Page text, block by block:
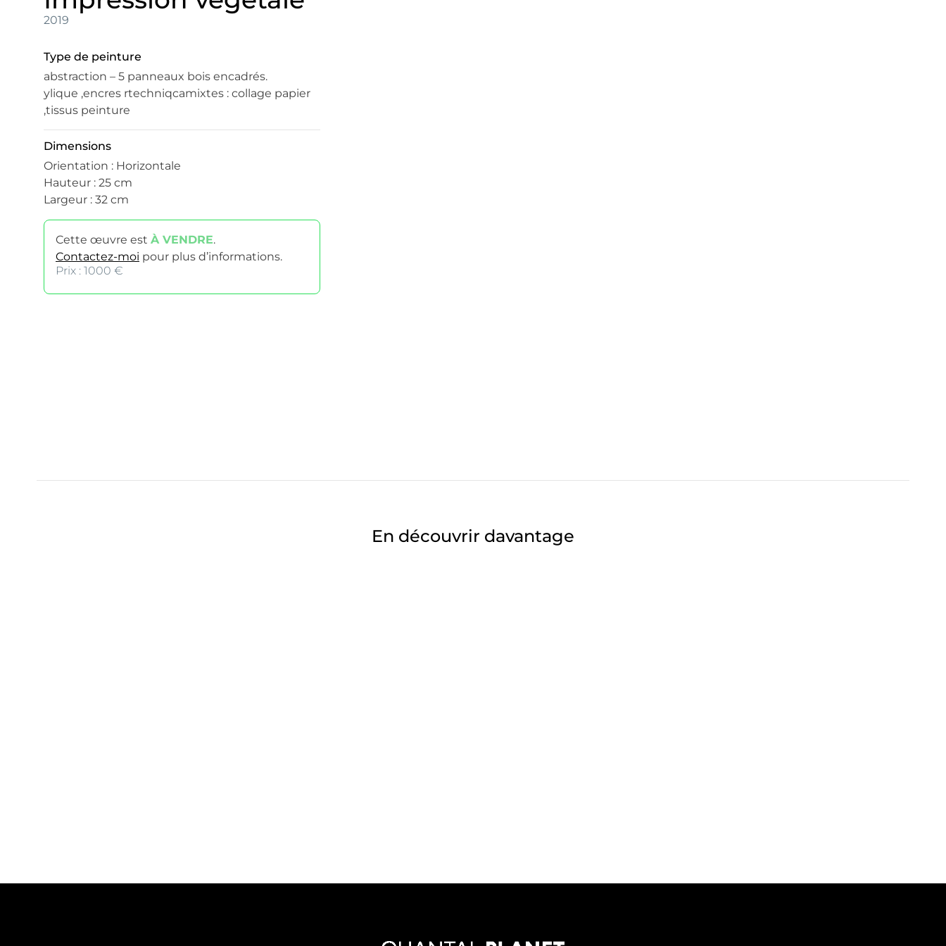
2019
Type de peinture
abstraction – 5 panneaux bois encadrés.
ylique ,encres rtechniqcamixtes : collage papier
,tissus peinture
Dimensions
Orientation : Horizontale
Hauteur : 25 cm
Largeur : 32 cm
Cette œuvre est À VENDRE.
Contactez-moi pour plus d’informations.
Prix : 1000 €
En découvrir davantage